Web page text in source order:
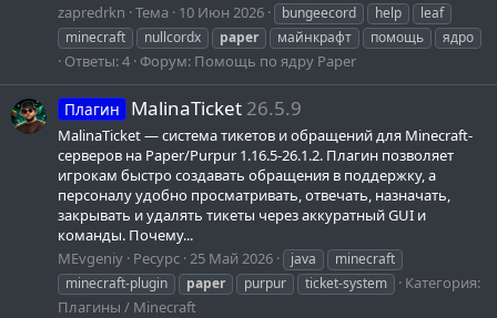
zapredrkn Тема 10 Июн 2026 bungeecord help
leaf
minecraft
nullcordx paper майнкрафт помощь ядро
Ответы: 4 Форум: Помощь по ядру Paper
Плагин MalinaTicket 26.5.9
MalinaTicket — система тикетов и обращений для Minecraft-
серверов на Paper/Purpur 1.16.5-26.1.2. Плагин позволяет
игрокам быстро создавать обращения в поддержку, а
персоналу удобно просматривать, отвечать, назначать,
закрывать и удалять тикеты через аккуратный GUI и
команды. Почему...
MEvgeniy Ресурс 25 Май 2026 java
minecraft
minecraft-plugin
paper purpur ticket-system
Категория:
Плагины / Minecraft